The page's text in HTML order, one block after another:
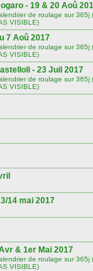
- 19 & 20 Aoû
de roulage sur 365j
VISIBLE)
7 Aoû 2017
de roulage sur 365j
VISIBLE)
- 23 Juil 2017
de roulage sur 365j
VISIBLE)
14 mai 2017
& 1er Mai 2017
de roulage sur 365j
VISIBLE)